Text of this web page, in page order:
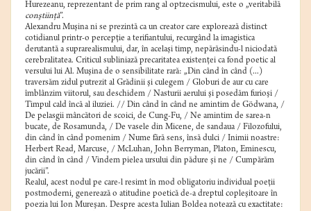
Hurezeanu, reprezentant de prim rang al optzecismului, este o „veritabilă
conştiinţă”.
Alexandru Muşina ni se prezintă ca un creator care explorează distinct
cotidianul printr-o percepţie a terifiantului, recurgând la imagistica
derutantă a suprarealismului, dar, în acelaşi timp, nepărăsindu-l niciodată
cerebralitatea. Criticul subliniază precaritatea existenţei ca fond poetic al
versului lui Al. Muşina de o sensibilitate rară: „Din când în când (...)
traversăm zidul putrezit al Grădinii şi culegem / Globuri de aur cu care
îmblânzim viitorul, sau deschidem / Nasturii aerului şi posedăm furioşi /
Timpul cald încă al iluziei. // Din când în când ne amintim de Gödwana, /
De pelasgii mâncători de scoici, de Cung-Fu, / Ne amintim de sarea-n
bucate, de Rosamunda, / De vasele din Micene, de sandaua / Filozofului,
din când în când pomenim / Nume fără sens, însă dulci / Inimii noastre:
Herbert Read, Marcuse, / McLuhan, John Berryman, Platon, Eminescu,
din când în când / Vindem pielea ursului din pădure şi ne / Cumpărăm
jucării”.
Realul, acest nodul pe care-l resimt în mod obligatoriu individual poeţii
postmoderni, generează o atitudine poetică de-a dreptul copleşitoare în
poezia lui Ion Mureşan. Despre acesta Iulian Boldea notează cu exactitate: